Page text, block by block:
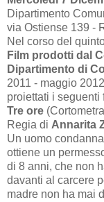
Dipartimento
via Ostiense 139 -
Nel corso del
Film prodotti dal
Dipartimento di
2011 - maggio
proiettati i seguenti
Tre ore
Regia di Annarita
Un uomo
ottiene un
di 8 anni, che non
davanti al carcere
madre non ha mai